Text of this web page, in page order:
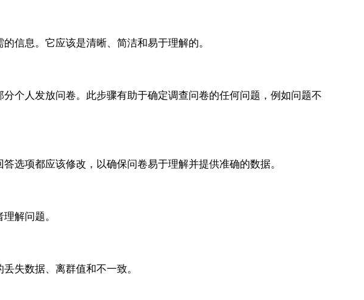
信息。它应该是清晰、简洁和易于理解的。
个人发放问卷。此步骤有助于确定调查问卷的任何问题，例如问题不
选项都应该修改，以确保问卷易于理解并提供准确的数据。
解问题。
失数据、离群值和不一致。